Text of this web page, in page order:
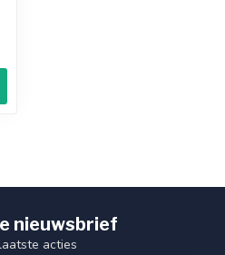
nieuwsbrief
acties